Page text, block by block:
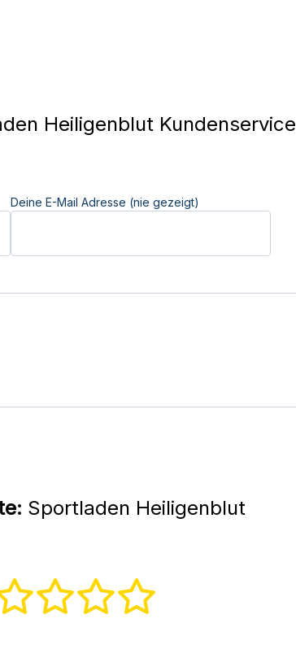
Heiligenblut Kundenservice
Deine E-Mail Adresse (nie gezeigt)
Sportladen Heiligenblut